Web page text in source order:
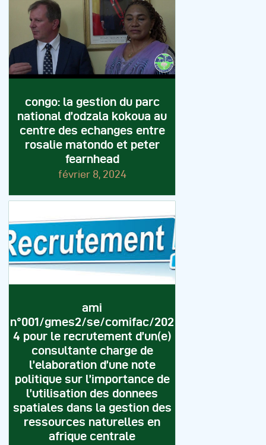
congo: la gestion du parc
national d’odzala kokoua au
centre des echanges entre
rosalie matondo et peter
fearnhead
février 8, 2024
ami
n°001/gmes2/se/comifac/202
4 pour le recrutement d’un(e)
consultante charge de
l’elaboration d’une note
politique sur l’importance de
l’utilisation des donnees
spatiales dans la gestion des
ressources naturelles en
afrique centrale